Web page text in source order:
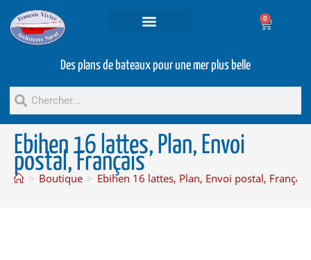
0
Des plans de bateaux pour une mer plus belle
Ebihen 16 lattes, Plan, Envoi
postal, Français
> Boutique > Ebihen 16 lattes, Plan, Envoi postal, Français